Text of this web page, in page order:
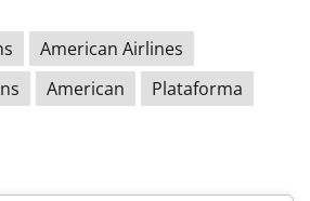
American Airlines
American
Plataforma